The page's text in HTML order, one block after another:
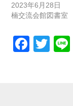
2023年6月28日
楠交流会館図書室